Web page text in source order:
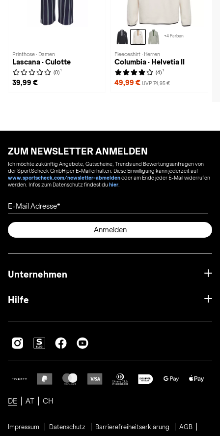
Printhose · Damen
Lascana · Culotte
(0) 1
39,99 €
+4 Farben
Fleeceshirt · Herren
Columbia · Helvetia II
(4) 1
49,99 € UVP 74,95 €
ZUM NEWSLETTER ANMELDEN
Ich möchte zukünftig Angebote, Gutscheine, Trends und Bewertungsanfragen von
der SportScheck GmbH per E-Mail erhalten. Diese Einwilligung kann jederzeit auf
www.sportscheck.com/newsletter-abmeldenoder am Ende jeder E-Mail widerrufen
werden. Infos zum Datenschutz findest duhier
E-Mail Adresse
Anmelden
Unternehmen
Hilfe
DE AT CH
Impressum Datenschutz Barrierefreiheitserklärung
AGB